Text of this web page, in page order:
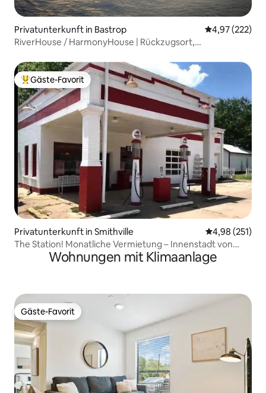
Privatunterkunft in Bastrop
4,97 (222)
RiverHouse / HarmonyHouse | Rückzugsort,
Beliebter Gäste-Favorit.
Gäste-Favorit
Privatunterkunft in Smithville
4,98 (251)
The Station! Monatliche Vermietung – Innenstadt von
Smithville!Wohnungen mit Klimaanlage
Gäste-Favorit
Gäste-Favorit